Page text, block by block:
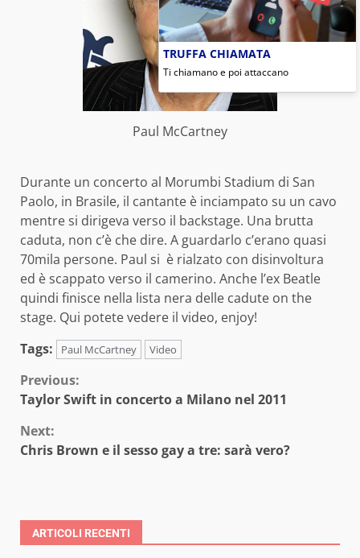
Paul McCartney
Durante un concerto al Morumbi Stadium di San
Paolo, in Brasile, il cantante è inciampato su un cavo
mentre si dirigeva verso il backstage. Una brutta
caduta, non c’è che dire. A guardarlo c’erano quasi
70mila persone. Paul si è rialzato con disinvoltura
ed è scappato verso il camerino. Anche l’ex Beatle
quindi finisce nella lista nera delle cadute on the
stage. Qui potete vedere il video, enjoy!
Tags:
Paul McCartney Video
Continue
Reading
Previous:
Taylor Swift in concerto a Milano nel 2011
Next:
Chris Brown e il sesso gay a tre: sarà vero?
ARTICOLI RECENTI
TRUFFA CHIAMATA
Ti chiamano e poi attaccano